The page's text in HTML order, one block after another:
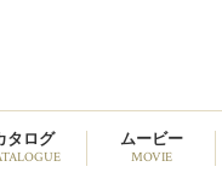
タログ
ムービー
MOVIE